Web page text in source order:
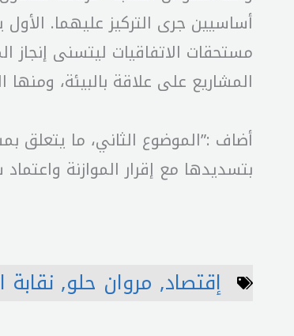
أساسيين جرى التركيز عليهما.
مستحقات الاتفاقيات ليتسنى إنجاز
المشاريع على علاقة بالبيئة،
بتسديدها مع إقرار الموازنة
إقتصاد, مروان حلو, نقابة